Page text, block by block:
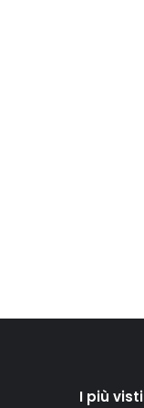
I più visti